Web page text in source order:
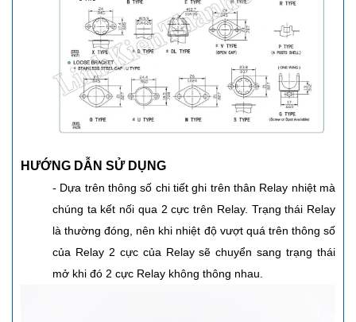
HƯỚNG DẪN SỬ DỤNG
- Dựa trên thông số chi tiết ghi trên thân Relay nhiệt mà
chúng ta kết nối qua 2 cực trên Relay. Trạng thái Relay
là thường đóng, nên khi nhiệt độ vượt quá trên thông số
của Relay 2 cực của Relay sẽ chuyển sang trạng thái
mở khi đó 2 cực Relay không thông nhau.